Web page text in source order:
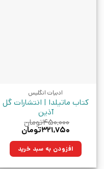
ادبیات انگلیس
کتاب ماتیلدا | انتشارات گل
آذین
۴۵۰,۰۰۰تومان
قیمت
۴۵۰,۰۰۰تومان
بود.
۳۲۱,۷۵۰تومان
۳۲۱,۷۵۰تومان.افزودن به سبد خرید